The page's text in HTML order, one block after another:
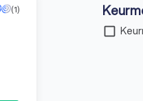
(1)
check_box_outline_blank